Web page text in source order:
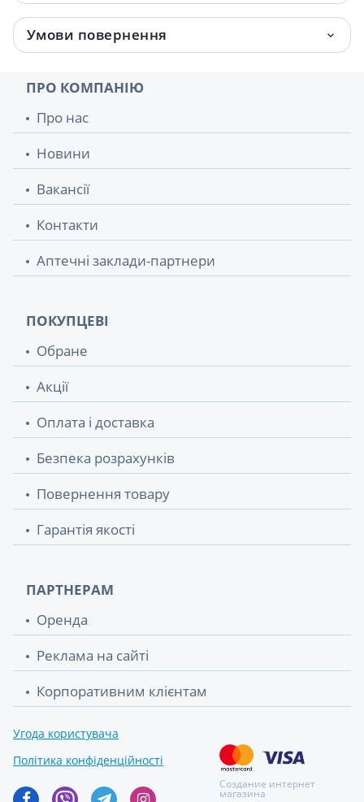
Умови повернення
ПРО КОМПАНІЮ
Про нас
Новини
Вакансії
Контакти
Аптечні заклади-партнери
ПОКУПЦЕВІ
Обране
Акції
Оплата і доставка
Безпека розрахунків
Повернення товару
Гарантія якості
ПАРТНЕРАМ
Оренда
Реклама на сайті
Корпоративним клієнтам
Угода користувача
Політика конфіденційності
Создание интернет
магазина